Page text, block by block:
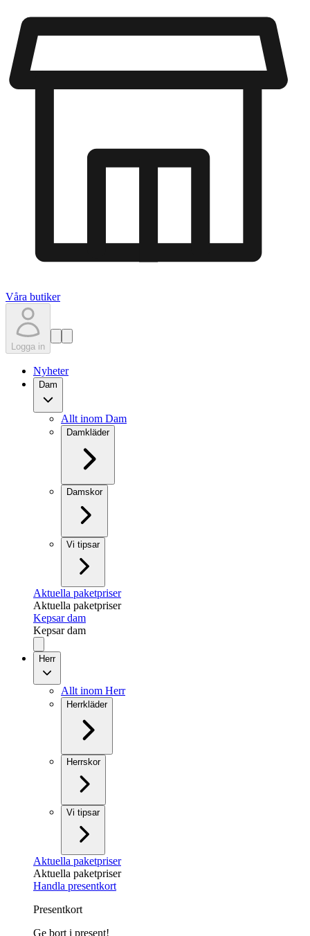
Våra butiker
Logga in
Nyheter
Dam
Allt inom Dam
Damkläder
Damskor
Vi tipsar
Aktuella paketpriser
Aktuella paketpriser
Kepsar dam
Kepsar dam
Herr
Allt inom Herr
Herrkläder
Herrskor
Vi tipsar
Aktuella paketpriser
Aktuella paketpriser
Handla presentkort
Presentkort
Ge bort i present!